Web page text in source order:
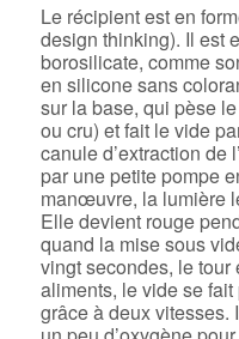
Le récipient est en
design thinking). Il est
borosilicate, comme
en silicone sans
sur la base, qui pèse
ou cru) et fait le vide
canule d’extraction de
par une petite pompe
manœuvre, la lumière
Elle devient rouge
quand la mise sous
vingt secondes, le
aliments, le vide se
grâce à deux